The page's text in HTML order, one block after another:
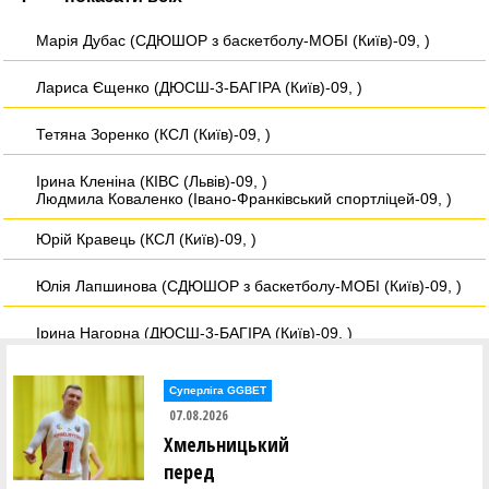
Марія Дубас (СДЮШОР з баскетболу-МОБІ (Київ)-09, )
Лариса Єщенко (ДЮСШ-3-БАГІРА (Київ)-09, )
Тетяна Зоренко (КСЛ (Київ)-09, )
Ірина Кленіна (КІВС (Львів)-09, )
Людмила Коваленко (Івано-Франківський спортліцей-09, )
Юрій Кравець (КСЛ (Київ)-09, )
Юлія Лапшинова (СДЮШОР з баскетболу-МОБІ (Київ)-09, )
Ірина Нагорна (ДЮСШ-3-БАГІРА (Київ)-09, )
Дмитро Неволін (БК "Франківськ-ОДЮСШ-ДЮСШ№2" (Ів.-
Франківськ)-09, )
Валерія Околович (КІВС (Львів)-09, )
Юрій Процюк (БК "Франківськ-ОДЮСШ-ДЮСШ№2" (Ів.-
Суперліга GGBET
07.08.2026
Хмельницький
перед